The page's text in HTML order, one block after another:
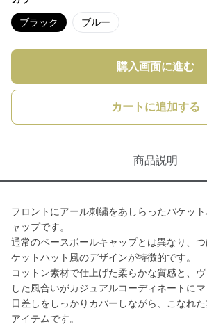
ブラック ブルー
購入画面に進む
カートに追加する
商品説明
フロントにアール刺繍をあしらったバケッ
ャップです。
通常のベースボールキャップとは異なり、
ケットハット風のデザインが特徴的です。
コットン素材で仕上げた柔らかな質感と、
した風合いがカジュアルコーディネートにマ
日差しをしっかりカバーしながら、こなれ
アイテムです。